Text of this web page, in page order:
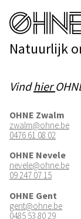
Natuurlijk
Vindhier
OHNE Zwalm
zwalm@ohne.be
0476 61 08 02
OHNE Nevele
nevele@ohne.be
09 247 07 15
OHNE Gent
gent@ohne.be
0485 53 80 29